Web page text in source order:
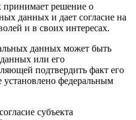
принимает решение о
данных и дает согласие на
и в своих интересах.
данных может быть
или его
подтвердить факт его
федеральным
субъекта